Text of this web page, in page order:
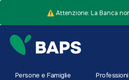
⚠️ Attenzione: La Banca
Persone e Famiglie